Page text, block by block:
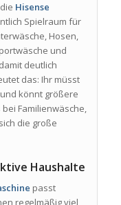
Hisense
Spielraum für
Hosen,
und
deutlich
das: Ihr müsst
könnt größere
Familienwäsche,
die große
Haushalte
passt